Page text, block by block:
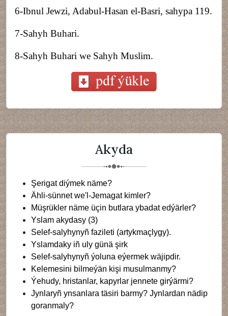
6-Ibnul Jewzi, Adabul-Hasan el-Basri, sahypa 119.
7-Sahyh Buhari.
8-Sahyh Buhari we Sahyh Muslim.
Akyda
Şerigat diýmek näme?
Ähli-sünnet we'l-Jemagat kimler?
Müşrükler näme üçin butlara ybadat edýärler?
Yslam akydasy (3)
Selef-salyhynyñ fazileti (artykmaçlygy).
Yslamdaky iñ uly günä şirk
Selef-salyhynyñ ýoluna eýermek wäjipdir.
Kelemesini bilmeýän kişi musulmanmy?
Ýehudy, hristanlar, kapyrlar jennete girýärmi?
Jynlaryñ ynsanlara täsiri barmy? Jynlardan nädip
goranmaly?